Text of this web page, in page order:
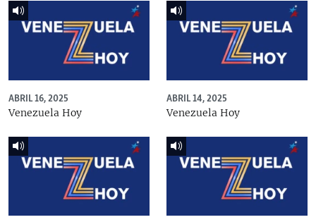
ABRIL 16, 2025
Venezuela Hoy
ABRIL 14, 2025
Venezuela Hoy